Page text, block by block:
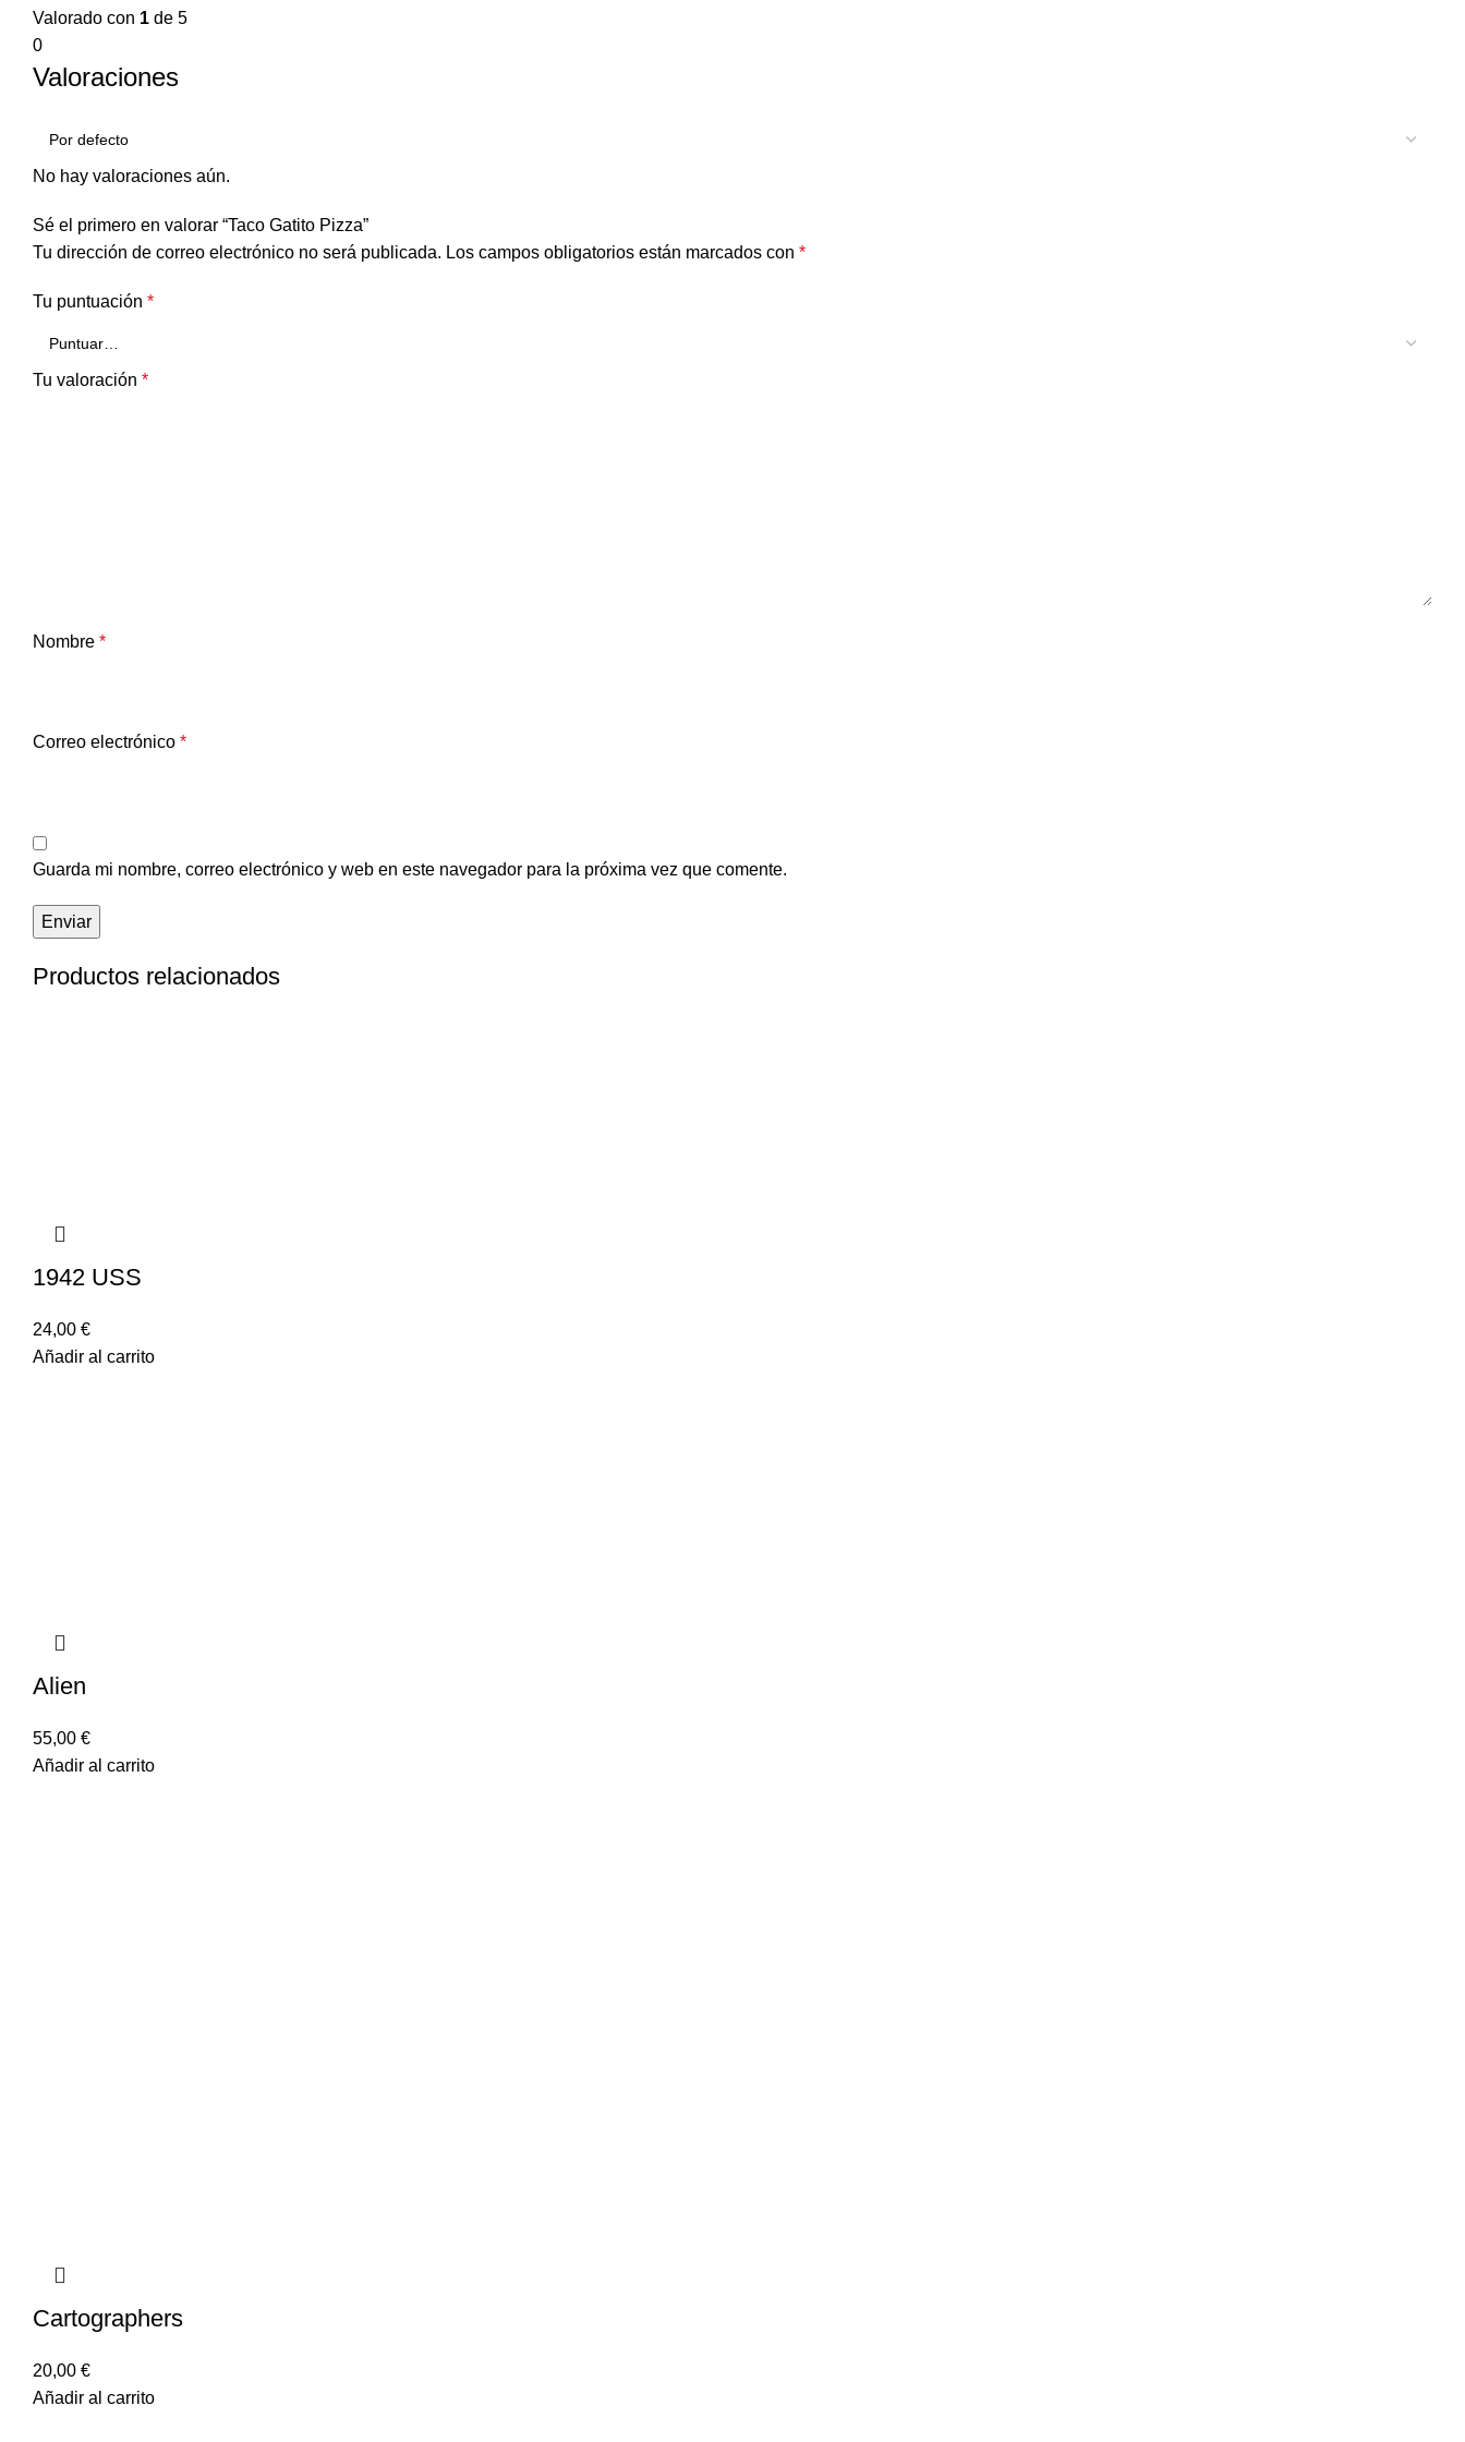
Valorado con 1 de 5
0
Valoraciones
No hay valoraciones aún.
Sé el primero en valorar “Taco Gatito Pizza”
Tu dirección de correo electrónico no será publicada. Los campos obligatorios están marcados con *
Tu puntuación *
Tu valoración *
Nombre *
Correo electrónico *
Guarda mi nombre, correo electrónico y web en este navegador para la próxima vez que comente.
Productos relacionados
1942 USS
24,00 €
Añadir al carrito
Alien
55,00 €
Añadir al carrito
Cartographers
20,00 €
Añadir al carrito